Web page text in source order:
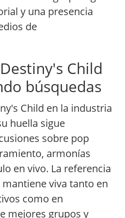
y una presencia
de
Child
búsquedas
Child en la industria
huella sigue
sobre pop
armonías
en vivo. La referencia
viva tanto en
como en
mejores grupos y